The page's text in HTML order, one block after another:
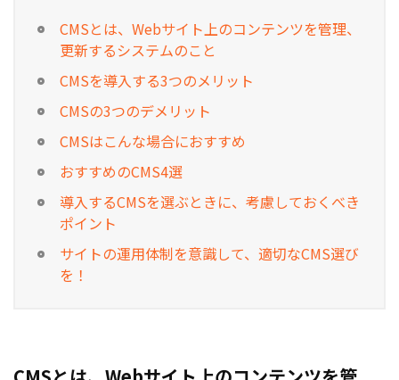
CMSとは、Webサイト上のコンテンツを管理、
更新するシステムのこと
CMSを導入する3つのメリット
CMSの3つのデメリット
CMSはこんな場合におすすめ
おすすめのCMS4選
導入するCMSを選ぶときに、考慮しておくべき
ポイント
サイトの運用体制を意識して、適切なCMS選び
を！